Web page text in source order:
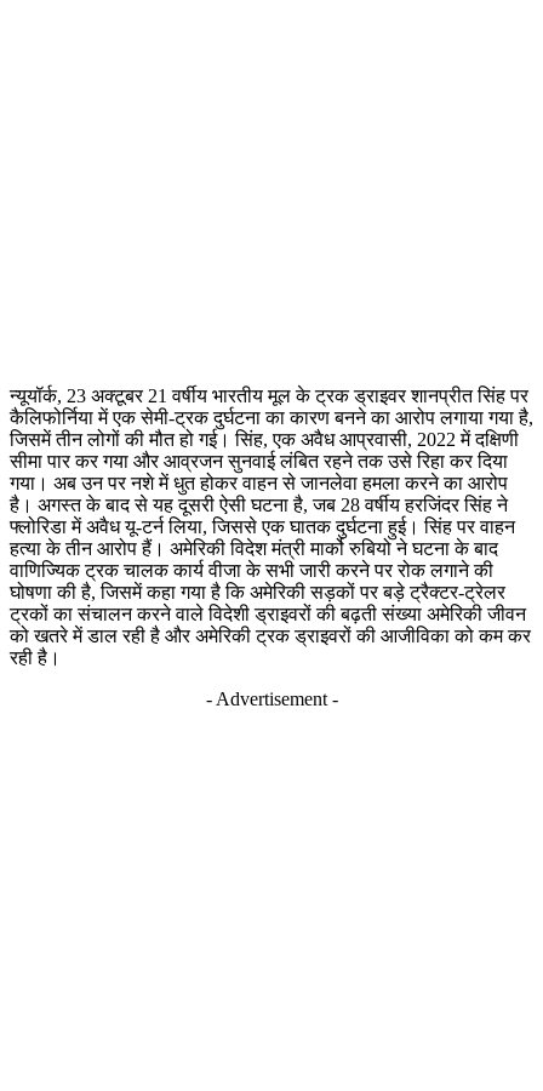
न्यूयॉर्क, 23 अक्टूबर 21 वर्षीय भारतीय मूल के ट्रक ड्राइवर शानप्रीत सिंह पर
कैलिफोर्निया में एक सेमी-ट्रक दुर्घटना का कारण बनने का आरोप लगाया गया है,
जिसमें तीन लोगों की मौत हो गई। सिंह, एक अवैध आप्रवासी, 2022 में दक्षिणी
सीमा पार कर गया और आव्रजन सुनवाई लंबित रहने तक उसे रिहा कर दिया
गया। अब उन पर नशे में धुत होकर वाहन से जानलेवा हमला करने का आरोप
है। अगस्त के बाद से यह दूसरी ऐसी घटना है, जब 28 वर्षीय हरजिंदर सिंह ने
फ्लोरिडा में अवैध यू-टर्न लिया, जिससे एक घातक दुर्घटना हुई। सिंह पर वाहन
हत्या के तीन आरोप हैं। अमेरिकी विदेश मंत्री मार्को रुबियो ने घटना के बाद
वाणिज्यिक ट्रक चालक कार्य वीजा के सभी जारी करने पर रोक लगाने की
घोषणा की है, जिसमें कहा गया है कि अमेरिकी सड़कों पर बड़े ट्रैक्टर-ट्रेलर
ट्रकों का संचालन करने वाले विदेशी ड्राइवरों की बढ़ती संख्या अमेरिकी जीवन
को खतरे में डाल रही है और अमेरिकी ट्रक ड्राइवरों की आजीविका को कम कर
रही है।
- Advertisement -